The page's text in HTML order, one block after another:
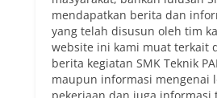
mendapatkan berita dan
yang telah disusun oleh tim
website ini kami muat terkait
berita kegiatan SMK Teknik
maupun informasi mengenai